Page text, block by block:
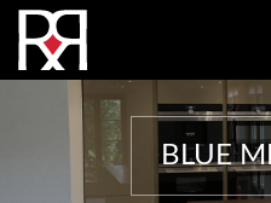
Où
BLUE